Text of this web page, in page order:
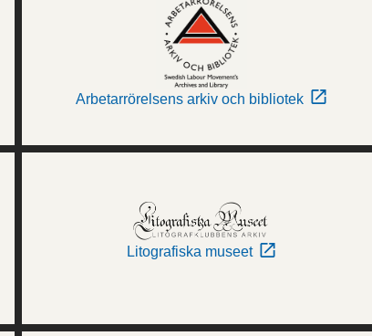
Arbetarrörelsens arkiv och bibliotek
Litografiska museet